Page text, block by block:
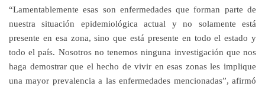
“Lamentablemente esas son enfermedades que forman parte de
nuestra situación epidemiológica actual y no solamente está
presente en esa zona, sino que está presente en todo el estado y
todo el país. Nosotros no tenemos ninguna investigación que nos
haga demostrar que el hecho de vivir en esas zonas les implique
una mayor prevalencia a las enfermedades mencionadas”, afirmó